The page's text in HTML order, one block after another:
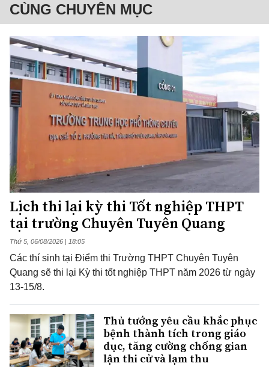
CÙNG CHUYÊN MỤC
Lịch thi lại kỳ thi Tốt nghiệp THPT
tại trường Chuyên Tuyên Quang
Thứ 5, 06/08/2026 | 18:05
Các thí sinh tại Điểm thi Trường THPT Chuyên Tuyên
Quang sẽ thi lại Kỳ thi tốt nghiệp THPT năm 2026 từ ngày
13-15/8.
Thủ tướng yêu cầu khắc phục
bệnh thành tích trong giáo
dục, tăng cường chống gian
lận thi cử và lạm thu